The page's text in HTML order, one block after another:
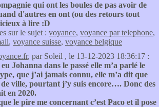
qui ont les boules de pas avoir de
d'autres en ont (ou des retours tout
à lire :D
sur le sujet : voyance, voyance par telephone,
, voyance suisse, voyance belgique
, par Soleil , le 13-12-2023 18:36:17 :
Johanna dans le passé elle m’a parlé le
que j’ai jamais connu, elle m’a dit que
de ville, pourtant j’y suis encore…. Donc des
en 2020.
le pire me concernant c’est Paco et il pose